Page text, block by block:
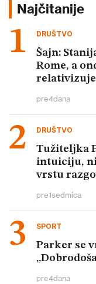
Najčitanije
DRUŠTVO
Šajn:
Rome, a
relativizuje
pre4dana
DRUŠTVO
Tužiteljka
intuiciju,
vrstu
pre1sedmica
SPORT
Parker se
pre4dana